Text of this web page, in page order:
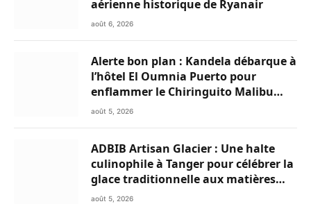
aérienne historique de Ryanair
août 6, 2026
Alerte bon plan : Kandela débarque à
l’hôtel El Oumnia Puerto pour
enflammer le Chiringuito Malibu
Club
août 5, 2026
ADBIB Artisan Glacier : Une halte
culinophile à Tanger pour célébrer la
glace traditionnelle aux matières
premières de choix
août 5, 2026